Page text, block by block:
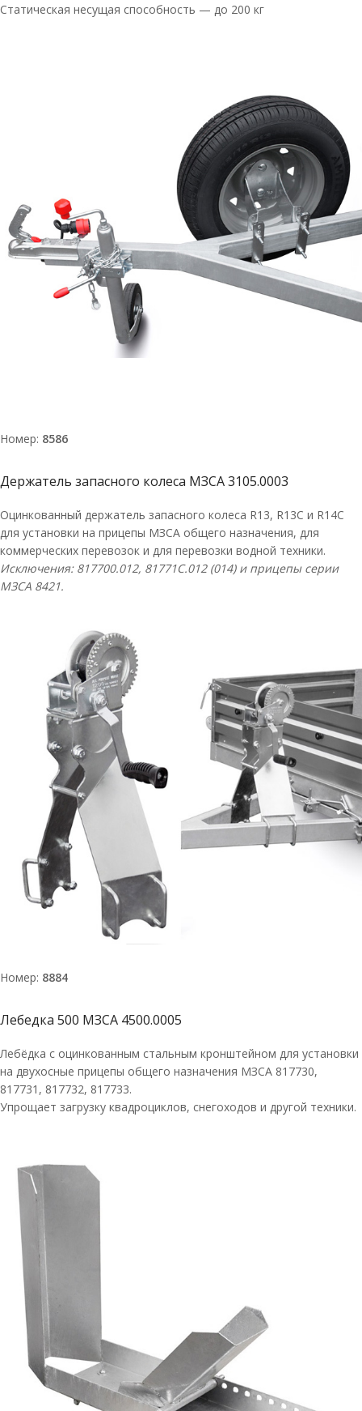
Статическая несущая способность — до 200 кг
Номер: 8586
Держатель запасного колеса МЗСА 3105.0003
Оцинкованный держатель запасного колеса R13, R13C и R14С
для установки на прицепы МЗСА общего назначения, для
коммерческих перевозок и для перевозки водной техники.
Исключения: 817700.012, 81771C.012 (014) и прицепы серии
МЗСА 8421.
Номер: 8884
Лебедка 500 МЗСА 4500.0005
Лебёдка с оцинкованным стальным кронштейном для установки
на двухосные прицепы общего назначения МЗСА 817730,
817731, 817732, 817733.
Упрощает загрузку квадроциклов, снегоходов и другой техники.